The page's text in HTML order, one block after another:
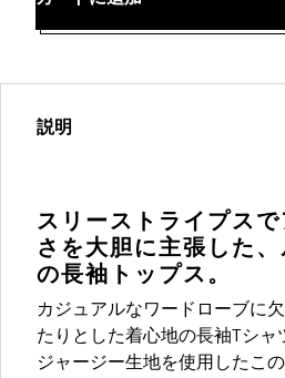
説明
スリーストライプス
さを大胆に主張した
の長袖トップス。
カジュアルなワードローブに
たりとした着心地の長袖Tシャ
ジャージー生地を使用したこ